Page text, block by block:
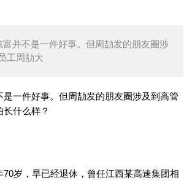
并不是一件好事。但周劼发的朋友圈涉
工周劼大
一件好事。但周劼发的朋友圈涉及到高管
什么样？
岁，早已经退休，曾任江西某高速集团相